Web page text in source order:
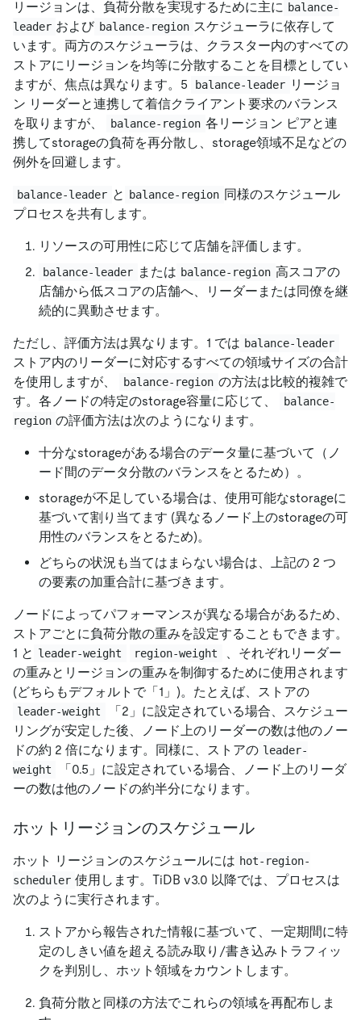
リージョンは、負荷分散を実現するために主に balance-
leader および balance-region スケジューラに依存して
います。両方のスケジューラは、クラスター内のすべての
ストアにリージョンを均等に分散することを目標としてい
ますが、焦点は異なります。5
balance-leader リージョ
ン リーダーと連携して着信クライアント要求のバランス
を取りますが、
balance-region 各リージョン ピアと連
携してstorageの負荷を再分散し、storage領域不足などの
例外を回避します。
balance-leader と balance-region 同様のスケジュール
プロセスを共有します。
リソースの可用性に応じて店舗を評価します。
balance-leader または balance-region 高スコアの
店舗から低スコアの店舗へ、リーダーまたは同僚を継
続的に異動させます。
ただし、評価方法は異なります。1 では balance-leader
ストア内のリーダーに対応するすべての領域サイズの合計
を使用しますが、
balance-region の方法は比較的複雑で
す。各ノードの特定のstorage容量に応じて、
balance-
region の評価方法は次のようになります。
十分なstorageがある場合のデータ量に基づいて（ノ
ード間のデータ分散のバランスをとるため）。
storageが不足している場合は、使用可能なstorageに
基づいて割り当てます (異なるノード上のstorageの可
用性のバランスをとるため)。
どちらの状況も当てはまらない場合は、上記の 2 つ
の要素の加重合計に基づきます。
ノードによってパフォーマンスが異なる場合があるため、
ストアごとに負荷分散の重みを設定することもできます。
1 と leader-weight region-weight
、それぞれリーダー
の重みとリージョンの重みを制御するために使用されます
(どちらもデフォルトで「1」)。たとえば、ストアの
leader-weight
「2」に設定されている場合、スケジュー
リングが安定した後、ノード上のリーダーの数は他のノー
ドの約 2 倍になります。同様に、ストアの leader-
weight
「0.5」に設定されている場合、ノード上のリーダ
ーの数は他のノードの約半分になります。
ホットリージョンのスケジュール
ホット リージョンのスケジュールには hot-region-
scheduler 使用します。TiDB v3.0 以降では、プロセスは
次のように実行されます。
ストアから報告された情報に基づいて、一定期間に特
定のしきい値を超える読み取り/書き込みトラフィッ
クを判別し、ホット領域をカウントします。
負荷分散と同様の方法でこれらの領域を再配布しま